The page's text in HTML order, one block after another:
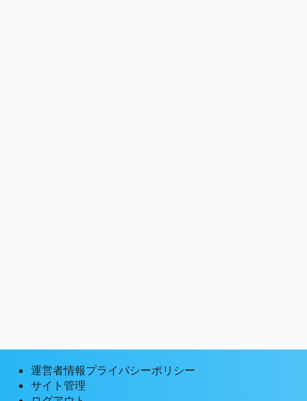
運営者情報プライバシーポリシー
サイト管理